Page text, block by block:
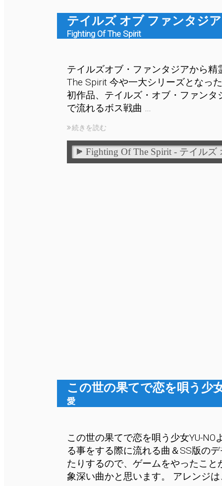
テイルズ オブ ファンタジア
Fighting Of The Spirit
テイルズオブ・ファンタジアから精
The Spirit 今や一大シリーズとなっ
初作品、テイルズ・オブ・ファンタ
で流れるボス戦曲 …
続きを読む
Fighting Of The Spirit - テイルズ
この世の果てで恋を唄う少
愛
この世の果てで恋を唄う少女YU-NO
る事をする際に流れる曲＆SS版の
たりするので、ゲームをやったこと
象深い曲かと思います。 アレンジ